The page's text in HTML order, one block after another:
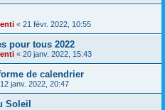
« 21 févr. 2022, 10:55
pour tous 2022
« 20 janv. 2022, 15:43
de calendrier
12 janv. 2022, 20:47
Soleil